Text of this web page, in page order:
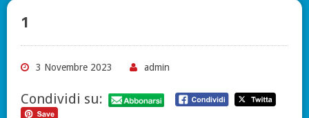
1
3 Novembre 2023 admin
Condividi su: